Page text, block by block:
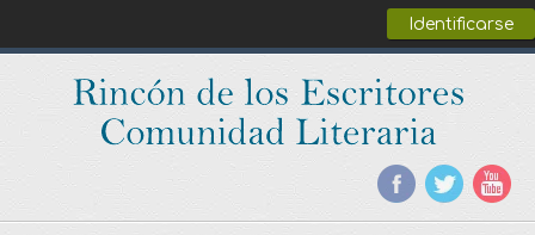
Identificarse